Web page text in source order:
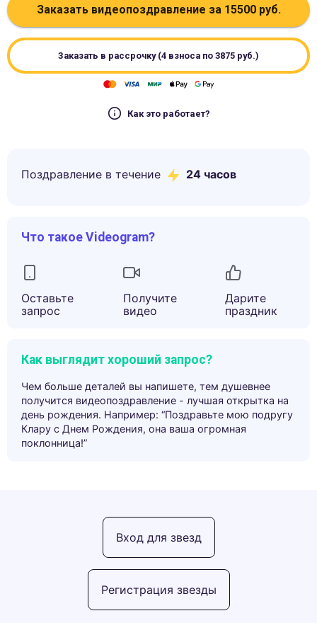
Заказать видеопоздравление за 15500руб.
Заказать в рассрочку (4 взноса по 3875 руб.)
Как это работает?
Поздравление в течение 24 часов
Что такое Videogram?
Оставьте
запрос
Получите
видео
Дарите
праздник
Как выглядит хороший запрос?
Чем больше деталей вы напишете, тем душевнее
получится видеопоздравление - лучшая открытка на
день рождения. Например: “Поздравьте мою подругу
Клару с Днем Рождения, она ваша огромная
поклонница!”
Регистрация звезды
Вход для звезд